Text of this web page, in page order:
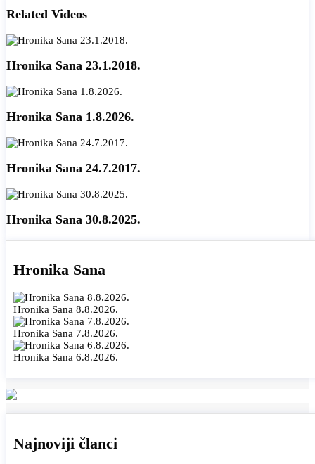
Related Videos
Hronika Sana 23.1.2018.
Hronika Sana 1.8.2026.
Hronika Sana 24.7.2017.
Hronika Sana 30.8.2025.
Hronika Sana
Hronika Sana 8.8.2026.
Hronika Sana 7.8.2026.
Hronika Sana 6.8.2026.
Najnoviji članci